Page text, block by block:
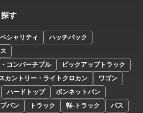
す
シャリティ
ハッチバック
コンバーチブル
ピックアップトラック
カントリー・ライトクロカン
ワゴン
ハードトップ
ボンネットバン
バン トラック 軽-トラック バス